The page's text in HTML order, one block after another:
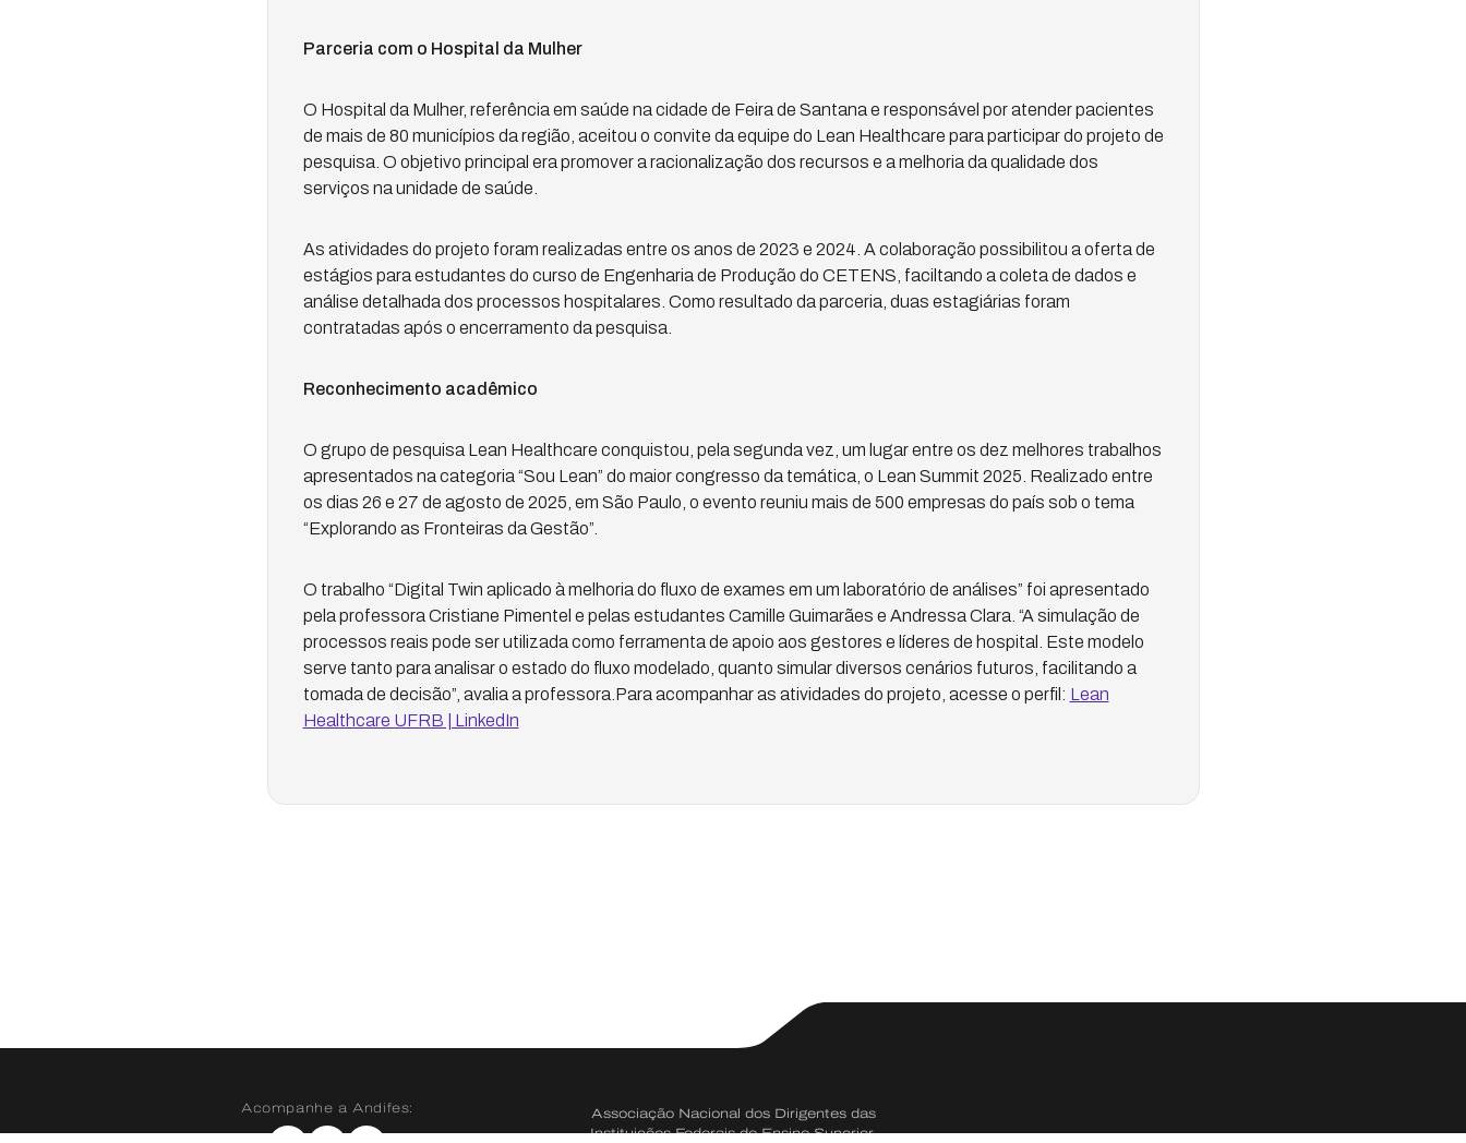
Parceria com o Hospital da Mulher
O Hospital da Mulher, referência em saúde na cidade de Feira de Santana e responsável por atender pacientes
de mais de 80 municípios da região, aceitou o convite da equipe do Lean Healthcare para participar do projeto de
pesquisa. O objetivo principal era promover a racionalização dos recursos e a melhoria da qualidade dos
serviços na unidade de saúde.
As atividades do projeto foram realizadas entre os anos de 2023 e 2024. A colaboração possibilitou a oferta de
estágios para estudantes do curso de Engenharia de Produção do CETENS, faciltando a coleta de dados e
análise detalhada dos processos hospitalares. Como resultado da parceria, duas estagiárias foram
contratadas após o encerramento da pesquisa.
Reconhecimento acadêmico
O grupo de pesquisa Lean Healthcare conquistou, pela segunda vez, um lugar entre os dez melhores trabalhos
apresentados na categoria “Sou Lean” do maior congresso da temática, o Lean Summit 2025. Realizado entre
os dias 26 e 27 de agosto de 2025, em São Paulo, o evento reuniu mais de 500 empresas do país sob o tema
“Explorando as Fronteiras da Gestão”.
O trabalho “Digital Twin aplicado à melhoria do fluxo de exames em um laboratório de análises” foi apresentado
pela professora Cristiane Pimentel e pelas estudantes Camille Guimarães e Andressa Clara. “A simulação de
processos reais pode ser utilizada como ferramenta de apoio aos gestores e líderes de hospital. Este modelo
serve tanto para analisar o estado do fluxo modelado, quanto simular diversos cenários futuros, facilitando a
tomada de decisão”, avalia a professora.Para acompanhar as atividades do projeto, acesse o perfil: Lean
Healthcare UFRB | LinkedIn
Acompanhe a Andifes:
Associação Nacional dos Dirigentes das
Instituições Federais de Ensino Superior.